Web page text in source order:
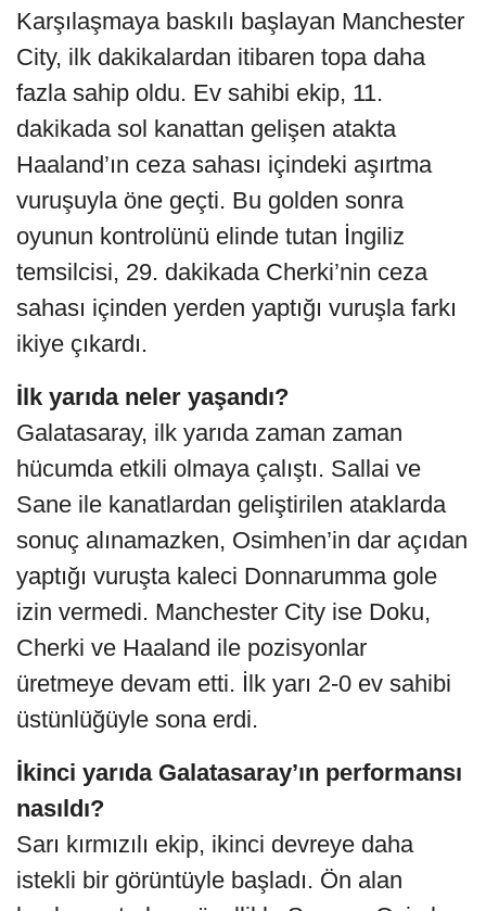
Karşılaşmaya baskılı başlayan Manchester
City, ilk dakikalardan itibaren topa daha
fazla sahip oldu. Ev sahibi ekip, 11.
dakikada sol kanattan gelişen atakta
Haaland’ın ceza sahası içindeki aşırtma
vuruşuyla öne geçti. Bu golden sonra
oyunun kontrolünü elinde tutan İngiliz
temsilcisi, 29. dakikada Cherki’nin ceza
sahası içinden yerden yaptığı vuruşla farkı
ikiye çıkardı.
İlk yarıda neler yaşandı?
Galatasaray, ilk yarıda zaman zaman
hücumda etkili olmaya çalıştı. Sallai ve
Sane ile kanatlardan geliştirilen ataklarda
sonuç alınamazken, Osimhen’in dar açıdan
yaptığı vuruşta kaleci Donnarumma gole
izin vermedi. Manchester City ise Doku,
Cherki ve Haaland ile pozisyonlar
üretmeye devam etti. İlk yarı 2-0 ev sahibi
üstünlüğüyle sona erdi.
İkinci yarıda Galatasaray’ın performansı
nasıldı?
Sarı kırmızılı ekip, ikinci devreye daha
istekli bir görüntüyle başladı. Ön alan